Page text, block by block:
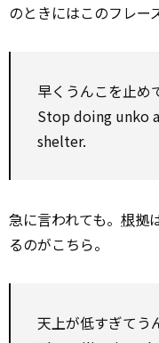
のときにはこのフレー
早くうんこを止め
Stop doing unko
shelter.
急に言われても。 根拠
るのがこちら。
天上が低すぎてう